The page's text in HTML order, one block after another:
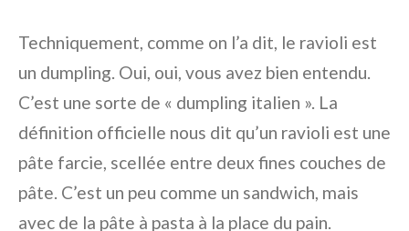
Techniquement, comme on l’a dit, le ravioli est
un dumpling. Oui, oui, vous avez bien entendu.
C’est une sorte de « dumpling italien ». La
définition officielle nous dit qu’un ravioli est une
pâte farcie, scellée entre deux fines couches de
pâte. C’est un peu comme un sandwich, mais
avec de la pâte à pasta à la place du pain.